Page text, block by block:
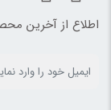
اطلاع از آخرین